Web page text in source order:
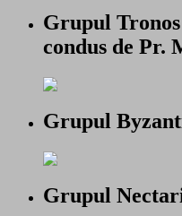
Grupul
condus de Pr.
Grupul
Grupul